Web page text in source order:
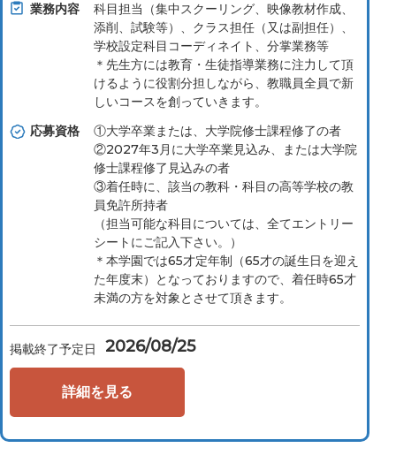
業務内容
科⽬担当（集中スクーリング、映像教材作成、
添削、試験等）、クラス担任（⼜は副担任）、
学校設定科⽬コーディネイト、分掌業務等
＊先⽣⽅には教育・⽣徒指導業務に注⼒して頂
けるように役割分担しながら、教職員全員で新
しいコースを創っていきます。
応募資格
①大学卒業または、大学院修士課程修了の者
②2027年3月に大学卒業見込み、または大学院
修士課程修了見込みの者
③着任時に、該当の教科・科目の高等学校の教
員免許所持者
（担当可能な科目については、全てエントリー
シートにご記入下さい。）
＊本学園では65才定年制（65才の誕生日を迎え
た年度末）となっておりますので、着任時65才
未満の方を対象とさせて頂きます。
掲載終了予定日 2026/08/25
詳細を見る